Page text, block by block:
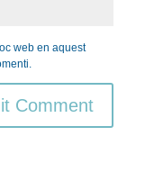
web en aquest